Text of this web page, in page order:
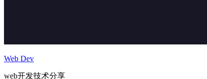
Web Dev
web开发技术分享